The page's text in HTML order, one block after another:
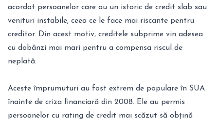
acordat persoanelor care au un istoric de credit slab sau
venituri instabile, ceea ce le face mai riscante pentru
creditor. Din acest motiv, creditele subprime vin adesea
cu dobânzi mai mari pentru a compensa riscul de
neplată.
Aceste împrumuturi au fost extrem de populare în SUA
înainte de criza financiară din 2008. Ele au permis
persoanelor cu rating de credit mai scăzut să obțină